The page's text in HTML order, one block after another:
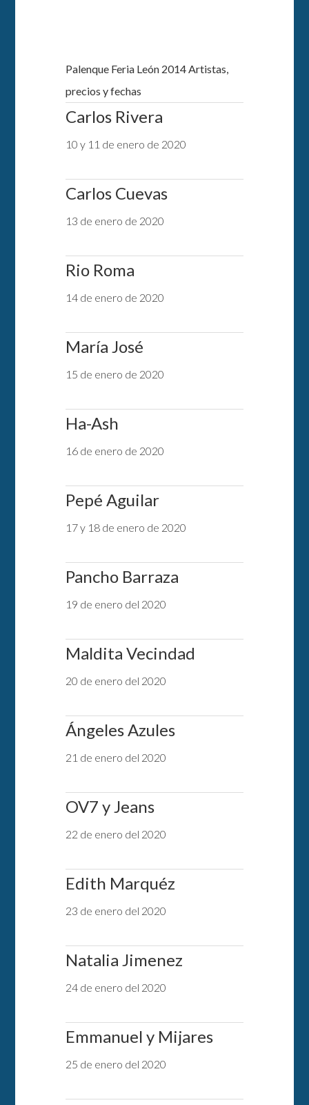
Palenque Feria León 2014 Artistas,
precios y fechas
Carlos Rivera
10 y 11 de enero de 2020
Carlos Cuevas
13 de enero de 2020
Rio Roma
14 de enero de 2020
María José
15 de enero de 2020
Ha-Ash
16 de enero de 2020
Pepé Aguilar
17 y 18 de enero de 2020
Pancho Barraza
19 de enero del 2020
Maldita Vecindad
20 de enero del 2020
Ángeles Azules
21 de enero del 2020
OV7 y Jeans
22 de enero del 2020
Edith Marquéz
23 de enero del 2020
Natalia Jimenez
24 de enero del 2020
Emmanuel y Mijares
25 de enero del 2020